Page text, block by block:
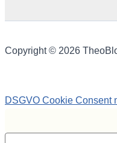
Copyright © 2026
DSGVO Cookie Consent